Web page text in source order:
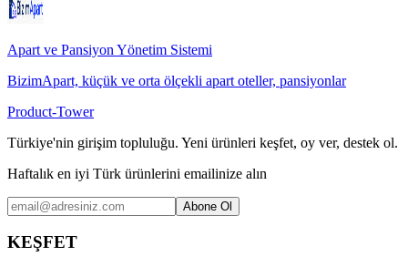
Apart ve Pansiyon Yönetim Sistemi
BizimApart, küçük ve orta ölçekli apart oteller, pansiyonlar
Product-Tower
Türkiye'nin girişim topluluğu. Yeni ürünleri keşfet, oy ver, destek ol.
Haftalık en iyi Türk ürünlerini emailinize alın
Abone Ol
KEŞFET